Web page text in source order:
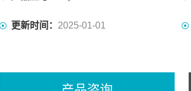
更新时间： 2025-01-01